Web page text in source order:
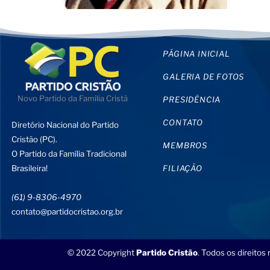
Novo Partido da Familia Cristã
Diretório Nacional do Partido
Cristão (PC).
O Partido da Família Tradicional
Brasileira!
(61) 9-8306-4970
contato@partidocristao.org.br
PÁGINA INICIAL
GALERIA DE FOTOS
PRESIDÊNCIA
CONTATO
MEMBROS
FILIAÇÃO
© 2022 CopyrightPartido Cristão. Todos os direitos